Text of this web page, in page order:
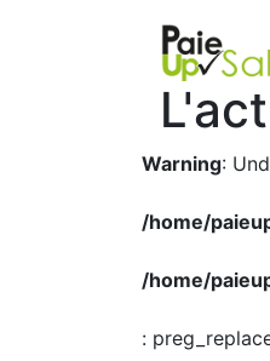
Warning:
/home/
/home/
: